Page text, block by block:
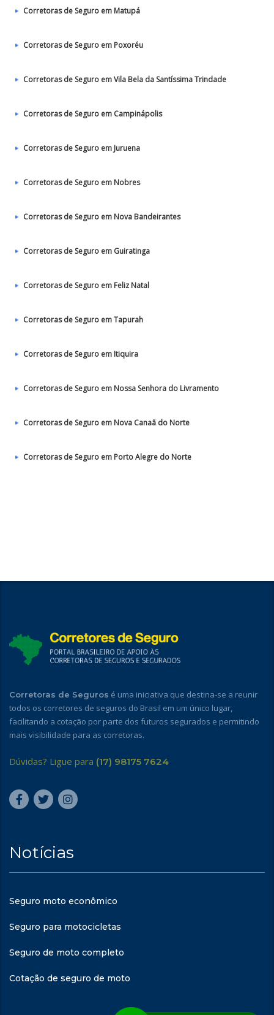
Corretoras de Seguro em Matupá
Corretoras de Seguro em Poxoréu
Corretoras de Seguro em Vila Bela da Santíssima Trindade
Corretoras de Seguro em Campinápolis
Corretoras de Seguro em Juruena
Corretoras de Seguro em Nobres
Corretoras de Seguro em Nova Bandeirantes
Corretoras de Seguro em Guiratinga
Corretoras de Seguro em Feliz Natal
Corretoras de Seguro em Tapurah
Corretoras de Seguro em Itiquira
Corretoras de Seguro em Nossa Senhora do Livramento
Corretoras de Seguro em Nova Canaã do Norte
Corretoras de Seguro em Porto Alegre do Norte
Corretoras de Seguros é uma iniciativa que destina-se a reunir
todos os corretores de seguros do Brasil em um único lugar,
facilitando a cotação por parte dos futuros segurados e permitindo
mais visibilidade para as corretoras.
Dúvidas? Ligue para (17) 98175 7624
Notícias
Seguro moto econômico
Seguro para motocicletas
Seguro de moto completo
Cotação de seguro de moto